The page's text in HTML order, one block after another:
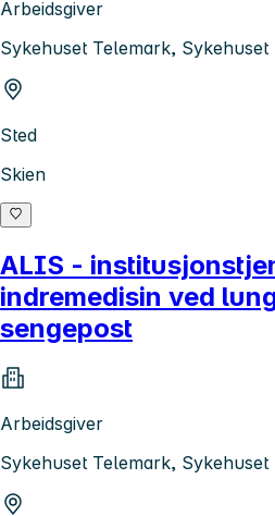
Arbeidsgiver
Sykehuset Telemark, Sykehuset
Sted
Skien
ALIS -
indremedisin ved
sengepost
Arbeidsgiver
Sykehuset Telemark, Sykehuset